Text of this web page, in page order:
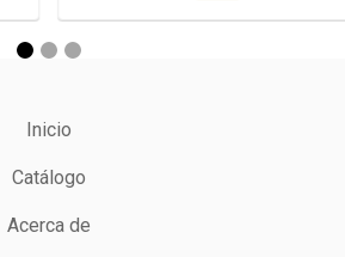
Inicio
Catálogo
Acerca de